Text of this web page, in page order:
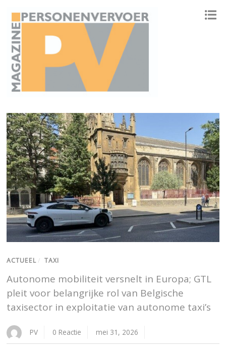
ACTUEEL / TAXI
Autonome mobiliteit versnelt in Europa; GTL
pleit voor belangrijke rol van Belgische
taxisector in exploitatie van autonome taxi’s
PV 0 Reactie mei 31, 2026